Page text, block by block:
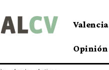
Valencia
Opinión